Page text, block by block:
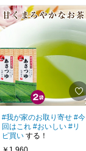
#我が家のお取り寄せ #今
回はこれ #おいしい #リ
ピ買い する！